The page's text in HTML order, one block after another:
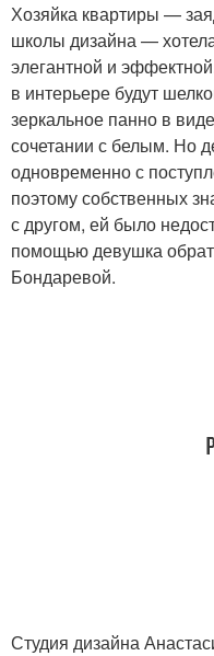
Хозяйка квартиры —
школы дизайна —
элегантной и
в интерьере будут
зеркальное панно в
сочетании с белым. Но
одновременно с
поэтому собственных
с другом, ей было
помощью девушка
Бондаревой.
Студия дизайна